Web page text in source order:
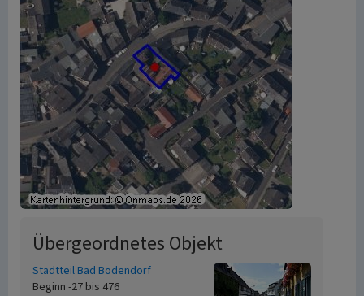
Übergeordnetes Objekt
Stadtteil Bad Bodendorf
Beginn -27 bis 476